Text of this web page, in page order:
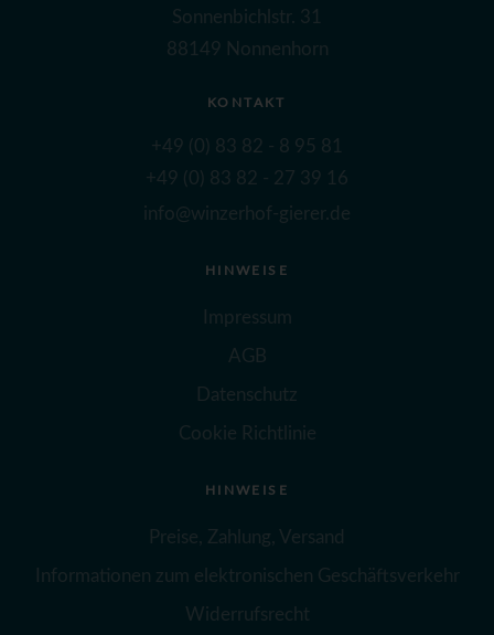
Sonnenbichlstr. 31
88149 Nonnenhorn
KONTAKT
+49 (0) 83 82 - 8 95 81
+49 (0) 83 82 - 27 39 16
info@winzerhof-gierer.de
HINWEISE
Impressum
AGB
Datenschutz
Cookie Richtlinie
HINWEISE
Preise, Zahlung, Versand
Informationen zum elektronischen Geschäftsverkehr
Widerrufsrecht